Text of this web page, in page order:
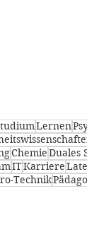
Lernen
ChemieDuales
ITKarriere
Technik